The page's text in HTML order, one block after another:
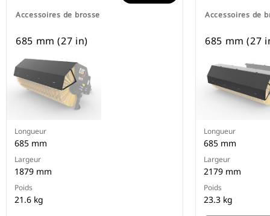
Accessoires de brosse
685 mm (27 in)
Longueur
685 mm
Largeur
1879 mm
Poids
21.6 kg
Accessoires de
685 mm (27
Longueur
685 mm
Largeur
2179 mm
Poids
23.3 kg